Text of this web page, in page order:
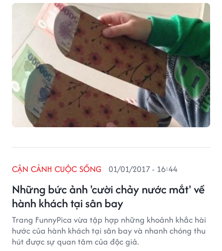
Những bức ảnh 'cười chảy nước mắt' về
hành khách tại sân bay
CẬN CẢNH CUỘC SỐNG 01/01/2017 - 16:44
Trang FunnyPica vừa tập hợp những khoảnh khắc hài
hước của hành khách tại sân bay và nhanh chóng thu
hút được sự quan tâm của độc giả.